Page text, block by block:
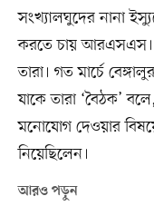
সংখ্যালঘুদের নানা
করতে চায় আরএসএস।
তারা। গত মার্চে
যাকে তারা ‘বৈঠক’
মনোযোগ দেওয়ার
নিয়েছিলেন।
আরও পড়ুন